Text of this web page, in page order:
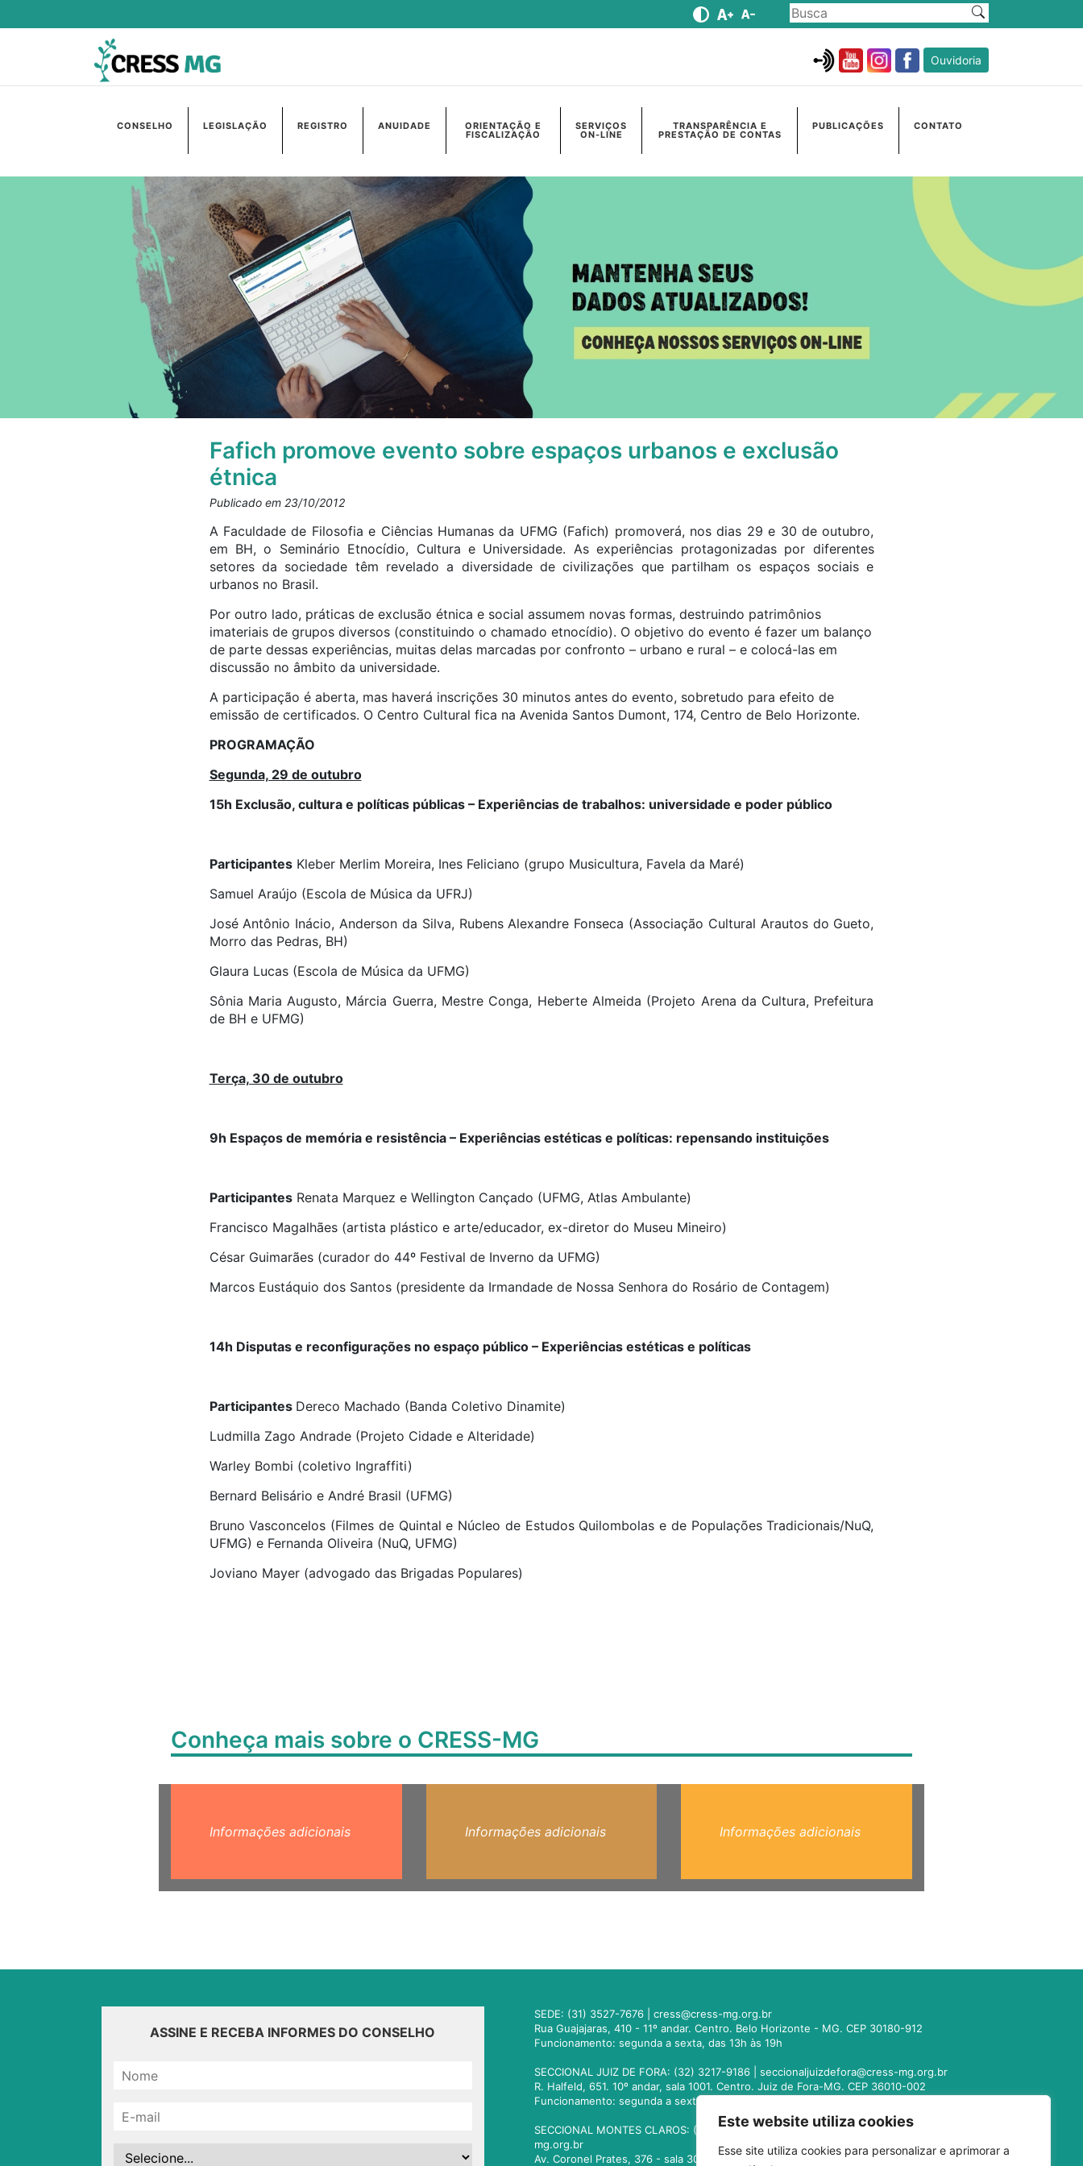
Este website utiliza cookies
Esse site utiliza cookies para personalizar e aprimorar a
Ouvidoria
CONSELHO LEGISLAÇÃO REGISTRO ANUIDADE ORIENTAÇÃO E
FISCALIZAÇÃO
SERVIÇOS
ON-LINE
TRANSPARÊNCIA E
PRESTAÇÃO DE CONTAS
PUBLICAÇÕES CONTATO
Fafich promove evento sobre espaços urbanos e exclusão
étnica
Publicado em 23/10/2012
A Faculdade de Filosofia e Ciências Humanas da UFMG (Fafich) promoverá, nos dias 29 e 30 de outubro,
em BH, o Seminário Etnocídio, Cultura e Universidade. As experiências protagonizadas por diferentes
setores da sociedade têm revelado a diversidade de civilizações que partilham os espaços sociais e
urbanos no Brasil.
Por outro lado, práticas de exclusão étnica e social assumem novas formas, destruindo patrimônios
imateriais de grupos diversos (constituindo o chamado etnocídio). O objetivo do evento é fazer um balanço
de parte dessas experiências, muitas delas marcadas por confronto – urbano e rural – e colocá-las em
discussão no âmbito da universidade.
A participação é aberta, mas haverá inscrições 30 minutos antes do evento, sobretudo para efeito de
emissão de certificados. O Centro Cultural fica na Avenida Santos Dumont, 174, Centro de Belo Horizonte.
PROGRAMAÇÃO
Segunda, 29 de outubro
15h Exclusão, cultura e políticas públicas – Experiências de trabalhos: universidade e poder público
ParticipantesKleber Merlim Moreira, Ines Feliciano (grupo Musicultura, Favela da Maré)
Samuel Araújo (Escola de Música da UFRJ)
José Antônio Inácio, Anderson da Silva, Rubens Alexandre Fonseca (Associação Cultural Arautos do Gueto,
Morro das Pedras, BH)
Glaura Lucas (Escola de Música da UFMG)
Sônia Maria Augusto, Márcia Guerra, Mestre Conga, Heberte Almeida (Projeto Arena da Cultura, Prefeitura
de BH e UFMG)
Terça, 30 de outubro
9h Espaços de memória e resistência – Experiências estéticas e políticas: repensando instituições
ParticipantesRenata Marquez e Wellington Cançado (UFMG, Atlas Ambulante)
Francisco Magalhães (artista plástico e arte/educador, ex-diretor do Museu Mineiro)
César Guimarães (curador do 44º Festival de Inverno da UFMG)
Marcos Eustáquio dos Santos (presidente da Irmandade de Nossa Senhora do Rosário de Contagem)
14h Disputas e reconfigurações no espaço público – Experiências estéticas e políticas
Participantes Dereco Machado (Banda Coletivo Dinamite)
Ludmilla Zago Andrade (Projeto Cidade e Alteridade)
Warley Bombi (coletivo Ingraffiti)
Bernard Belisário e André Brasil (UFMG)
Bruno Vasconcelos (Filmes de Quintal e Núcleo de Estudos Quilombolas e de Populações Tradicionais/NuQ,
UFMG) e Fernanda Oliveira (NuQ, UFMG)
Joviano Mayer (advogado das Brigadas Populares)
Conheça mais sobre o CRESS-MG
Informações adicionais Informações adicionais Informações adicionais
ASSINE E RECEBA INFORMES DO CONSELHO
SEDE: (31) 3527-7676 |cress@cress-mg.org.br
Rua Guajajaras, 410 - 11º andar. Centro. Belo Horizonte - MG. CEP 30180-912
Funcionamento: segunda a sexta, das 13h às 19h
SECCIONAL JUIZ DE FORA: (32) 3217-9186 |seccionaljuizdefora@cress-mg.org.br
R. Halfeld, 651. 10º andar, sala 1001. Centro. Juiz de Fora-MG. CEP 36010-002
Funcionamento: segunda a sexta, das 13h às 19h
SECCIONAL MONTES CLAROS: (38) 3221-9358 |seccionalmontesclaros@cress-
mg.org.br
Av. Coronel Prates, 376 - sala 301. Centro. Montes Claros - MG. CEP 39400-104